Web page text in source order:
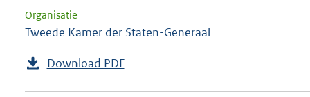
Organisatie
Tweede Kamer der Staten-Generaal
Download PDF